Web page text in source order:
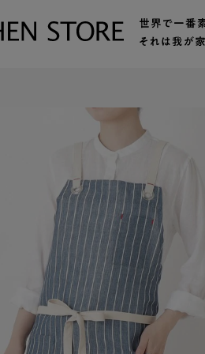
KITCHEN STORE（トゥーワントゥーキッチン